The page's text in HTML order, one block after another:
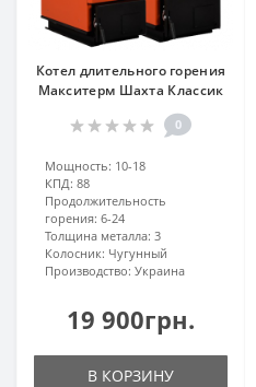
Котел длительного горения
Макситерм Шахта Классик
0
Мощность: 10-18
КПД: 88
Продолжительность
горения: 6-24
Толщина металла: 3
Колосник: Чугунный
Производство: Украина
19 900грн.
В КОРЗИНУ